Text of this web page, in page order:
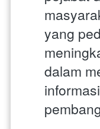
yang
dalam